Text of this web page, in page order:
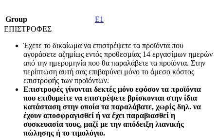
Group
E1
ΕΠΙΣΤΡΟΦΕΣ
Έχετε το δικαίωμα να επιστρέψετε τα προϊόντα που
αγοράσετε αζημίως εντός προθεσμίας 14 εργασίμων ημερών
από την ημερομηνία που θα παραλάβετε τα προϊόντα. Στην
περίπτωση αυτή σας επιβαρύνει μόνο το άμεσο κόστος
επιστροφής των προϊόντων.
Επιστροφές γίνονται δεκτές μόνο εφόσον τα προϊόντα
που επιθυμείτε να επιστρέψετε βρίσκονται στην ίδια
κατάσταση στην οποία τα παραλάβατε, χωρίς δηλ. να
έχουν αποσφραγισθεί ή να έχει παραβιασθεί η
συσκευασία τους, μαζί με την απόδειξη λιανικής
πώλησης ή το τιμολόγιο.